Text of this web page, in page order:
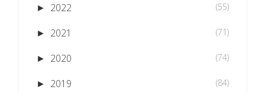
► 2022 (55)
► 2021 (71)
► 2020 (74)
► 2019 (84)